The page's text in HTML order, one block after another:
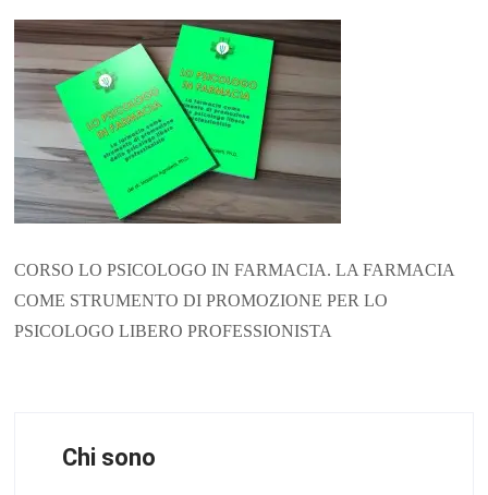
CORSO LO PSICOLOGO IN FARMACIA. LA FARMACIA
COME STRUMENTO DI PROMOZIONE PER LO
PSICOLOGO LIBERO PROFESSIONISTA
Chi sono